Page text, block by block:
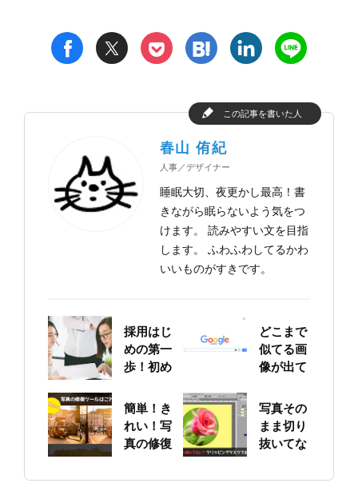
f t p h l n
この記事を書いた人
春山 侑紀
人事／デザイナー
睡眠大切、夜更かし最高！書
きながら眠らないよう気をつ
けます。 読みやすい文を目指
します。 ふわふわしてるかわ
いいものがすきです。
採用はじ
めの第一
歩！初め
票作りに
挑戦
どこまで
似てる画
像が出て
Google
画像検索
を試して
簡単！き
れい！写
真の修復
これに決
写真その
まま切り
抜いてな
リッピン